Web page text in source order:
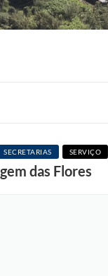
SECRETARIAS SERVIÇO
das Flores